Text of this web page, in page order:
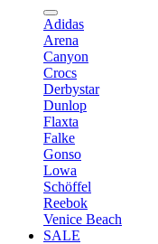
Adidas
Arena
Canyon
Crocs
Derbystar
Dunlop
Flaxta
Falke
Gonso
Lowa
Schöffel
Reebok
Venice Beach
SALE